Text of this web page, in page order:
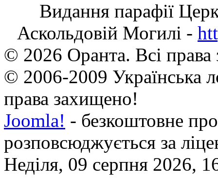
Видання парафії
Аскольдовій Могилі -
© 2026 Оранта. Всі
© 2006-2009 Українська
права захищено!
Joomla! - безкоштовне
розповсюджується за
Неділя, 09 серпня 2026,